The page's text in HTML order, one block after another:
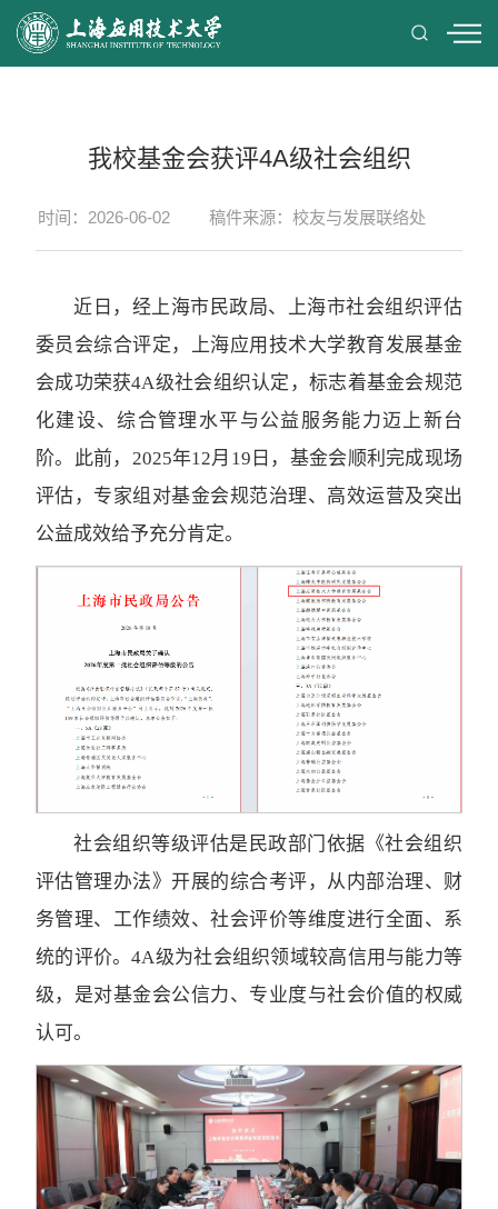
我校基金会获评4A级社会组织
时间：2026-06-02 稿件来源：校友与发展联络处
近日，经上海市民政局、上海市社会组织评估
委员会综合评定，上海应用技术大学教育发展基金
会成功荣获4A级社会组织认定，标志着基金会规范
化建设、综合管理水平与公益服务能力迈上新台
阶。此前，2025年12月19日，基金会顺利完成现场
评估，专家组对基金会规范治理、高效运营及突出
公益成效给予充分肯定。
社会组织等级评估是民政部门依据《社会组织
评估管理办法》开展的综合考评，从内部治理、财
务管理、工作绩效、社会评价等维度进行全面、系
统的评价。4A级为社会组织领域较高信用与能力等
级，是对基金会公信力、专业度与社会价值的权威
认可。